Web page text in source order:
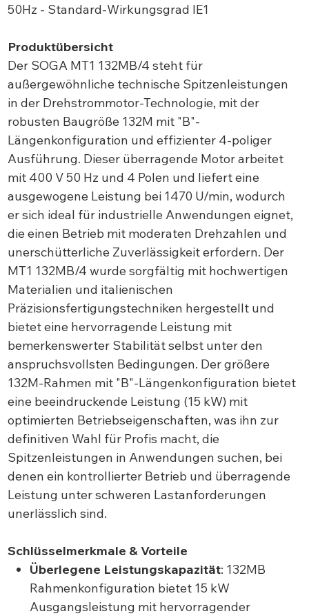
50Hz - Standard-Wirkungsgrad IE1
Produktübersicht
Der SOGA MT1 132MB/4 steht für
außergewöhnliche technische Spitzenleistungen
in der Drehstrommotor-Technologie, mit der
robusten Baugröße 132M mit "B"-
Längenkonfiguration und effizienter 4-poliger
Ausführung. Dieser überragende Motor arbeitet
mit 400 V 50 Hz und 4 Polen und liefert eine
ausgewogene Leistung bei 1470 U/min, wodurch
er sich ideal für industrielle Anwendungen eignet,
die einen Betrieb mit moderaten Drehzahlen und
unerschütterliche Zuverlässigkeit erfordern. Der
MT1 132MB/4 wurde sorgfältig mit hochwertigen
Materialien und italienischen
Präzisionsfertigungstechniken hergestellt und
bietet eine hervorragende Leistung mit
bemerkenswerter Stabilität selbst unter den
anspruchsvollsten Bedingungen. Der größere
132M-Rahmen mit "B"-Längenkonfiguration bietet
eine beeindruckende Leistung (15 kW) mit
optimierten Betriebseigenschaften, was ihn zur
definitiven Wahl für Profis macht, die
Spitzenleistungen in Anwendungen suchen, bei
denen ein kontrollierter Betrieb und überragende
Leistung unter schweren Lastanforderungen
unerlässlich sind.
Schlüsselmerkmale & Vorteile
Überlegene Leistungskapazität: 132MB
Rahmenkonfiguration bietet 15 kW
Ausgangsleistung mit hervorragender